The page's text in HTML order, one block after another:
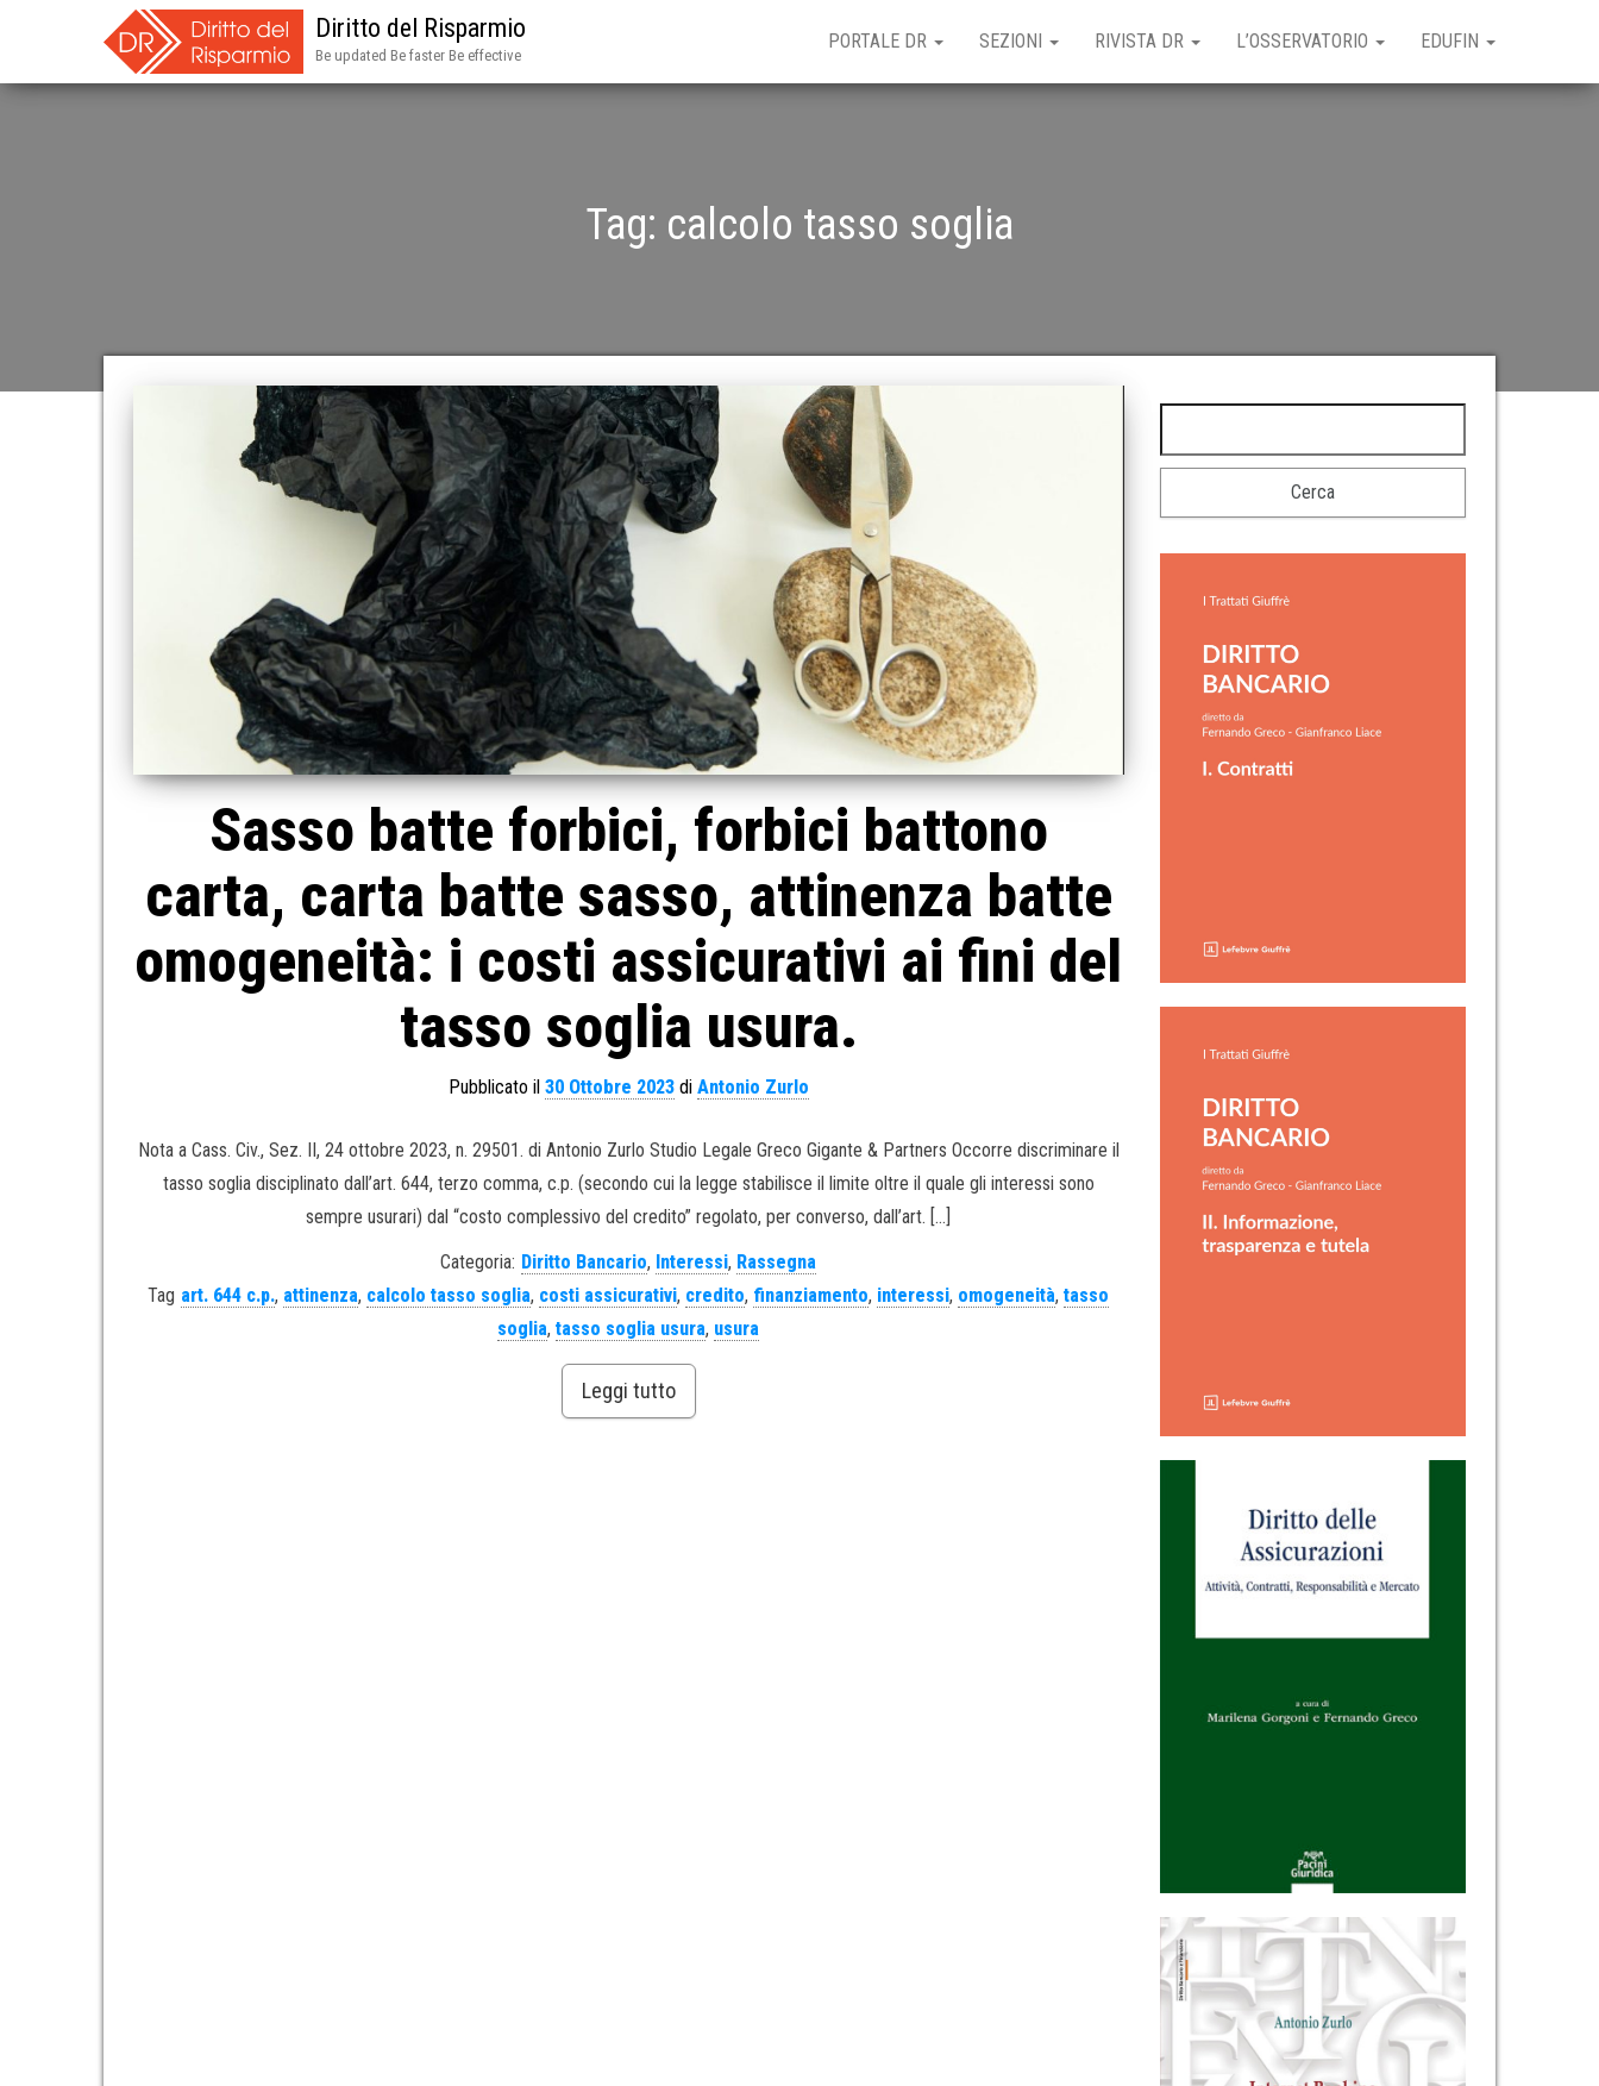
Diritto del Risparmio
Be updated Be faster Be effective
PORTALE DR SEZIONI RIVISTA DR L’OSSERVATORIO EDUFIN
Tag: calcolo tasso soglia
Sasso batte forbici, forbici battono
carta, carta batte sasso, attinenza batte
omogeneità: i costi assicurativi ai fini del
tasso soglia usura.
Pubblicato il 30 Ottobre 2023di Antonio Zurlo
Nota a Cass. Civ., Sez. II, 24 ottobre 2023, n. 29501. di Antonio Zurlo Studio Legale Greco Gigante & Partners Occorre discriminare il
tasso soglia disciplinato dall’art. 644, terzo comma, c.p. (secondo cui la legge stabilisce il limite oltre il quale gli interessi sono
sempre usurari) dal “costo complessivo del credito” regolato, per converso, dall’art. […]
Categoria: Diritto Bancario, Interessi, Rassegna
Tag art. 644 c.p., attinenza, calcolo tasso soglia, costi assicurativi, credito, finanziamento, interessi, omogeneità,tasso
soglia,tasso soglia usura, usura
Leggi tutto